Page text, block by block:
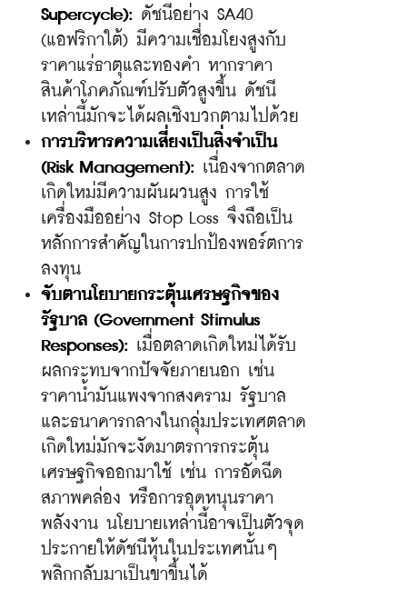
Supercycle): ดัชนีอย่าง SA40
(แอฟริกาใต้) มีความเชื่อมโยงสูงกับ
ราคาแร่ธาตุและทองคำ หากราคา
สินค้าโภคภัณฑ์ปรับตัวสูงขึ้น ดัชนี
เหล่านี้มักจะได้ผลเชิงบวกตามไปด้วย
การบริหารความเสี่ยงเป็นสิ่งจำเป็น
(Risk Management): เนื่องจากตลาด
เกิดใหม่มีความผันผวนสูง การใช้
เครื่องมืออย่าง Stop Loss จึงถือเป็น
หลักการสำคัญในการปกป้องพอร์ตการ
ลงทุน
จับตานโยบายกระตุ้นเศรษฐกิจของ
รัฐบาล (Government Stimulus
Responses): เมื่อตลาดเกิดใหม่ได้รับ
ผลกระทบจากปัจจัยภายนอก เช่น
ราคาน้ำมันแพงจากสงคราม รัฐบาล
และธนาคารกลางในกลุ่มประเทศตลาด
เกิดใหม่มักจะงัดมาตรการกระตุ้น
เศรษฐกิจออกมาใช้ เช่น การอัดฉีด
สภาพคล่อง หรือการอุดหนุนราคา
พลังงาน นโยบายเหล่านี้อาจเป็นตัวจุด
ประกายให้ดัชนีหุ้นในประเทศนั้นๆ
พลิกกลับมาเป็นขาขึ้นได้